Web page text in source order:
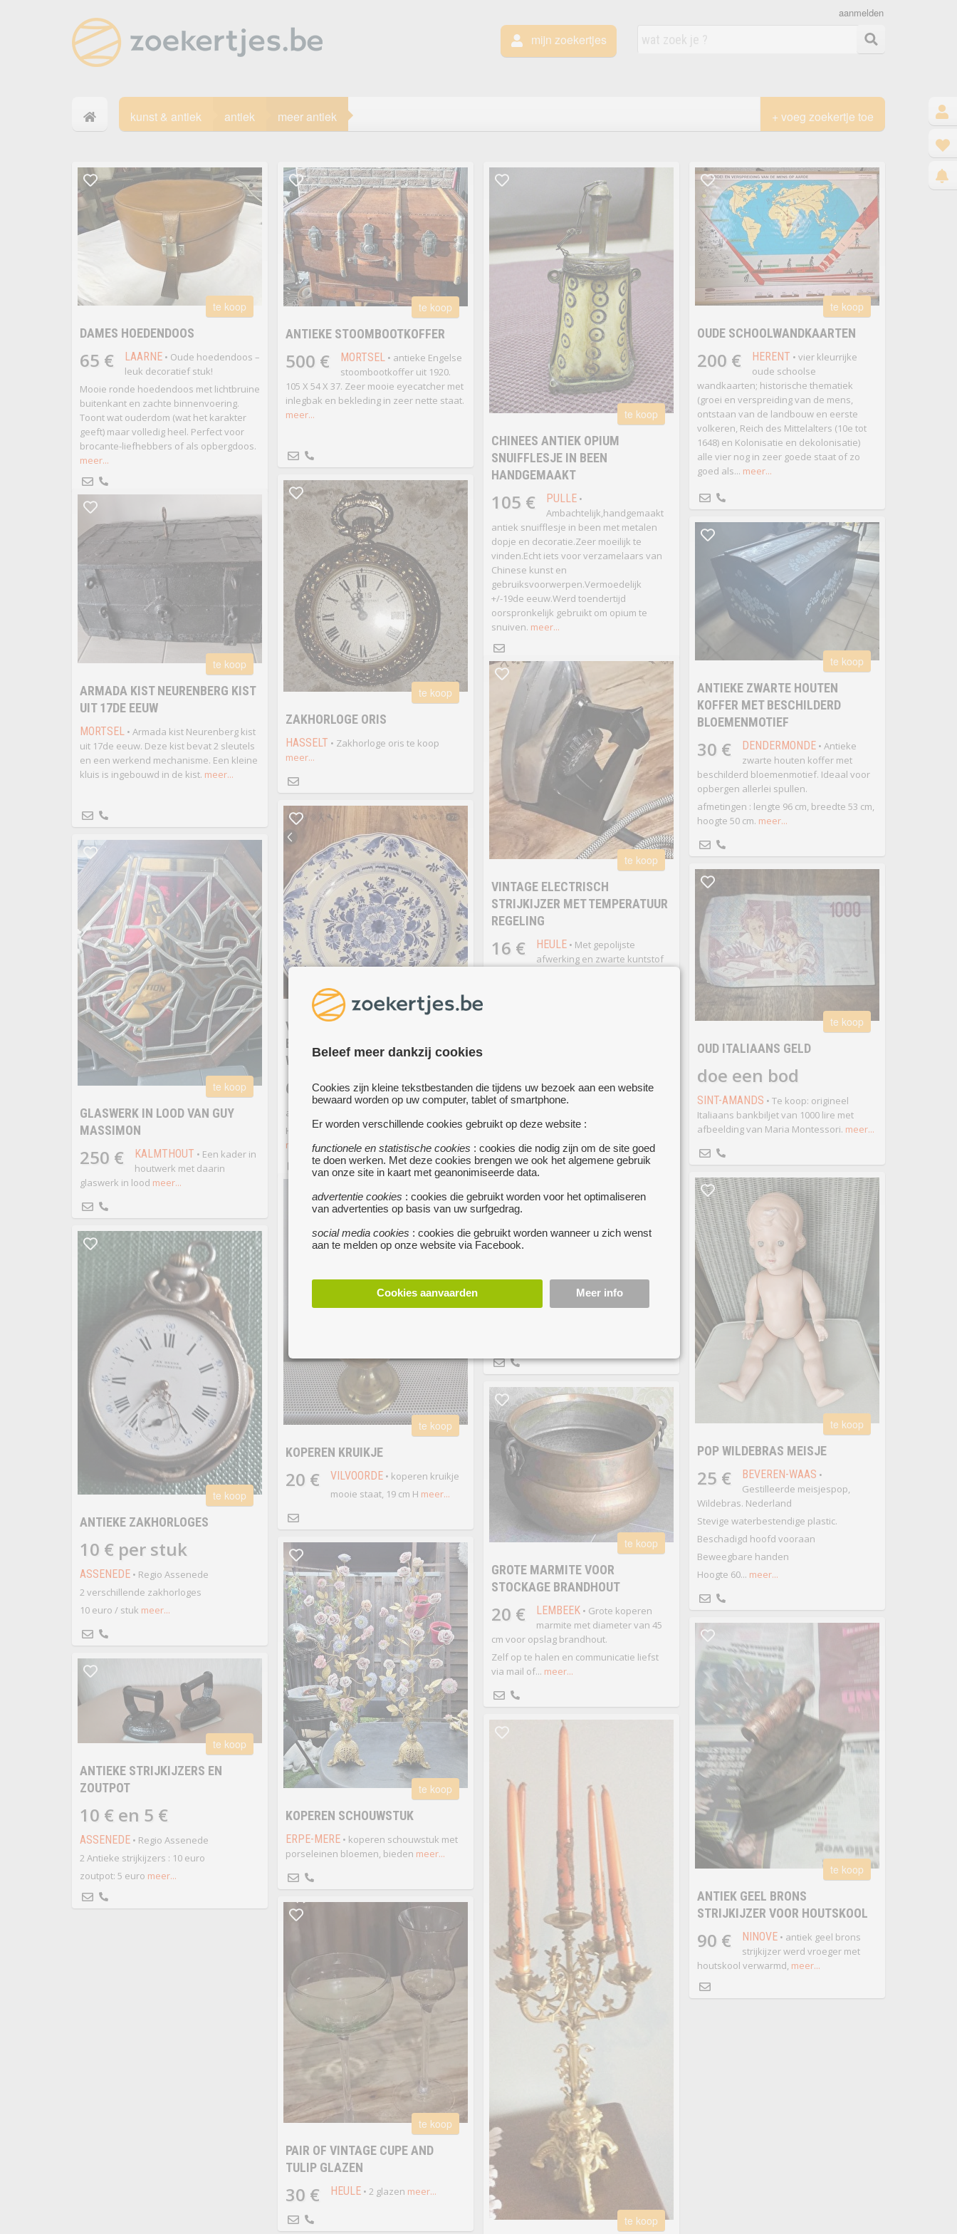
Beleef meer dankzij cookies
Cookies zijn kleine tekstbestanden die tijdens uw bezoek aan een website
bewaard worden op uw computer, tablet of smartphone.
Er worden verschillende cookies gebruikt op deze website :
functionele en statistische cookies : cookies die nodig zijn om de site goed
te doen werken. Met deze cookies brengen we ook het algemene gebruik
van onze site in kaart met geanonimiseerde data.
advertentie cookies : cookies die gebruikt worden voor het optimaliseren
van advertenties op basis van uw surfgedrag.
social media cookies : cookies die gebruikt worden wanneer u zich wenst
aan te melden op onze website via Facebook.
Cookies aanvaarden Meer info
mijn zoekertjes
aanmelden
kunst & antiek antiek meer antiek + voeg zoekertje toe
te koop
DAMES HOEDENDOOS
65 € LAARNE • Oude hoedendoos –
leuk decoratief stuk!
Mooie ronde hoedendoos met lichtbruine
buitenkant en zachte binnenvoering.
Toont wat ouderdom (wat het karakter
geeft) maar volledig heel. Perfect voor
brocante-liefhebbers of als opbergdoos.
meer...
te koop
ANTIEKE STOOMBOOTKOFFER
500 € MORTSEL • antieke Engelse
stoombootkoffer uit 1920.
105 X 54 X 37. Zeer mooie eyecatcher met
inlegbak en bekleding in zeer nette staat.
meer...
te koop
CHINEES ANTIEK OPIUM
SNUIFFLESJE IN BEEN
HANDGEMAAKT
105 € PULLE •
Ambachtelijk,handgemaakt
antiek snuifflesje in been met metalen
dopje en decoratie.Zeer moeilijk te
vinden.Echt iets voor verzamelaars van
Chinese kunst en
gebruiksvoorwerpen.Vermoedelijk
+/-19de eeuw.Werd toendertijd
oorspronkelijk gebruikt om opium te
snuiven. meer...
te koop
OUDE SCHOOLWANDKAARTEN
200 € HERENT • vier kleurrijke
oude schoolse
wandkaarten; historische thematiek
(groei en verspreiding van de mens,
ontstaan van de landbouw en eerste
volkeren, Reich des Mittelalters (10e tot
1648) en Kolonisatie en dekolonisatie)
alle vier nog in zeer goede staat of zo
goed als... meer...
te koop
ZAKHORLOGE ORIS
HASSELT • Zakhorloge oris te koop
meer...
te koop
ARMADA KIST NEURENBERG KIST
UIT 17DE EEUW
MORTSEL • Armada kist Neurenberg kist
uit 17de eeuw. Deze kist bevat 2 sleutels
en een werkend mechanisme. Een kleine
kluis is ingebouwd in de kist. meer...
te koop
ANTIEKE ZWARTE HOUTEN
KOFFER MET BESCHILDERD
BLOEMENMOTIEF
30 € DENDERMONDE • Antieke
zwarte houten koffer met
beschilderd bloemenmotief. Ideaal voor
opbergen allerlei spullen.
afmetingen : lengte 96 cm, breedte 53 cm,
hoogte 50 cm. meer...
te koop
VINTAGE ELECTRISCH
STRIJKIJZER MET TEMPERATUUR
REGELING
16 € HEULE • Met gepolijste
afwerking en zwarte kuntstof
te koop
VINTAGE DELFT BLAUW
BLOEMMOTIEF KERAMIEKEN
WANDBORD
60 € HEULE• Delfts aardwerk met
blauw witte tin-geglazuurde
aardwerk.
Handgeschilderde bloemmotieven
meer...
te koop
GLASWERK IN LOOD VAN GUY
MASSIMON
250 € KALMTHOUT • Een kader in
houtwerk met daarin
glaswerk in lood meer...
te koop
OUD ITALIAANS GELD
doe een bod
SINT-AMANDS • Te koop: origineel
Italiaans bankbiljet van 1000 lire met
afbeelding van Maria Montessori. meer...
VINTAGE CHINESE BOADING MET
• Chinese
gezondheidsballen om
te koop
POP WILDEBRAS MEISJE
25 € BEVEREN-WAAS •
Gestilleerde meisjespop,
Wildebras. Nederland
Stevige waterbestendige plastic.
Beschadigd hoofd vooraan
Beweegbare handen
Hoogte 60... meer...
te koop
KOPEREN KRUIKJE
20 € VILVOORDE • koperen kruikje
mooie staat, 19 cm H meer...
te koop
ANTIEKE ZAKHORLOGES
10 € per stuk
ASSENEDE • Regio Assenede
2 verschillende zakhorloges
10 euro / stuk meer...
te koop
GROTE MARMITE VOOR
STOCKAGE BRANDHOUT
20 € LEMBEEK • Grote koperen
marmite met diameter van 45
cm voor opslag brandhout.
Zelf op te halen en communicatie liefst
via mail of... meer...
te koop
KOPEREN SCHOUWSTUK
ERPE-MERE • koperen schouwstuk met
porseleinen bloemen, bieden meer...
te koop
ANTIEK GEEL BRONS
STRIJKIJZER VOOR HOUTSKOOL
90 € NINOVE • antiek geel brons
strijkijzer werd vroeger met
houtskool verwarmd, meer...
te koop
ANTIEKE STRIJKIJZERS EN
ZOUTPOT
10 € en 5 €
ASSENEDE • Regio Assenede
2 Antieke strijkijzers : 10 euro
zoutpot: 5 euro meer...
te koop
te koop
PAIR OF VINTAGE CUPE AND
TULIP GLAZEN
30 € HEULE • 2 glazen meer...